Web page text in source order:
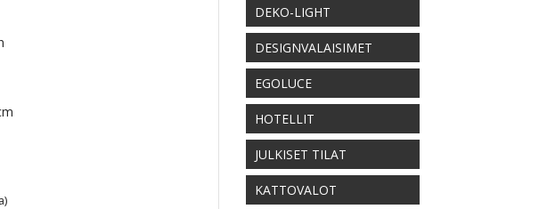
DEKO-LIGHT
DESIGNVALAISIMET
EGOLUCE
HOTELLIT
JULKISET TILAT
KATTOVALOT